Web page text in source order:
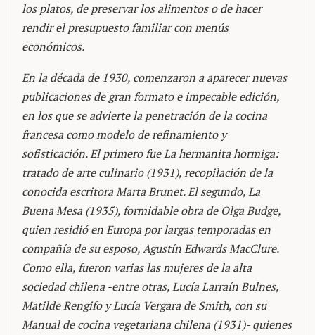
los platos, de preservar los alimentos o de hacer
rendir el presupuesto familiar con menús
económicos.
En la década de 1930, comenzaron a aparecer nuevas
publicaciones de gran formato e impecable edición,
en los que se advierte la penetración de la cocina
francesa como modelo de refinamiento y
sofisticación. El primero fue La hermanita hormiga:
tratado de arte culinario (1931), recopilación de la
conocida escritora Marta Brunet. El segundo, La
Buena Mesa (1935), formidable obra de Olga Budge,
quien residió en Europa por largas temporadas en
compañía de su esposo, Agustín Edwards MacClure.
Como ella, fueron varias las mujeres de la alta
sociedad chilena -entre otras, Lucía Larraín Bulnes,
Matilde Rengifo y Lucía Vergara de Smith, con su
Manual de cocina vegetariana chilena (1931)- quienes